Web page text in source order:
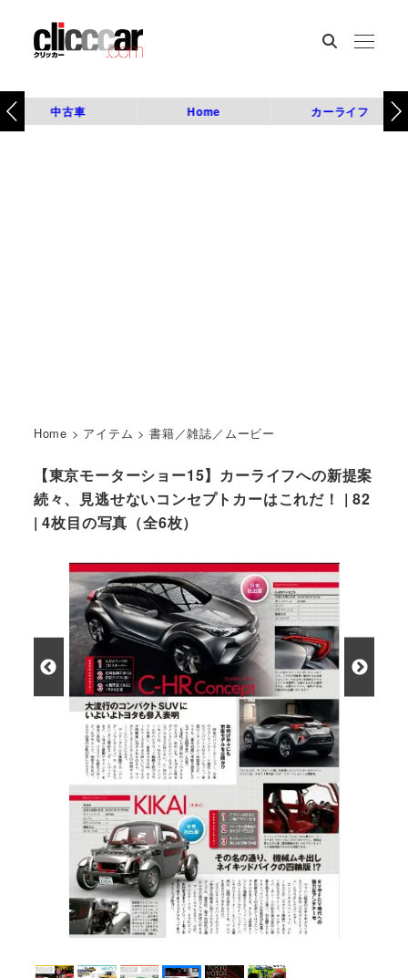
中古車 Home カーライフ
Home > アイテム >書籍／雑誌／ムービー
【東京モーターショー15】カーライフへの新提案
続々、見逃せないコンセプトカーはこれだ！ | 82
| 4枚目の写真（全6枚）